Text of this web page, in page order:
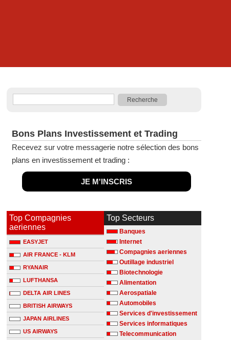
Bons Plans Investissement et Trading
Recevez sur votre messagerie notre sélection des bons
plans en investissement et trading :
JE M'INSCRIS
Top Compagnies
aeriennes
EASYJET
AIR FRANCE - KLM
RYANAIR
LUFTHANSA
DELTA AIR LINES
BRITISH AIRWAYS
JAPAN AIRLINES
US AIRWAYS
Top Secteurs
Banques
Internet
Compagnies aeriennes
Outillage industriel
Biotechnologie
Alimentation
Aerospatiale
Automobiles
Services d'investissement
Services informatiques
Telecommunication